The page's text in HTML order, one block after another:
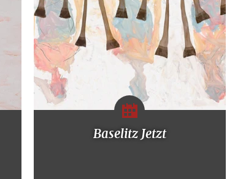
Baselitz Jetzt